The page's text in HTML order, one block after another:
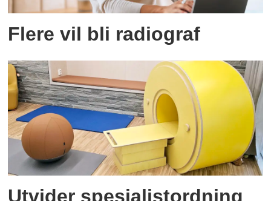
Flere vil bli radiograf
Utvider spesialistordning